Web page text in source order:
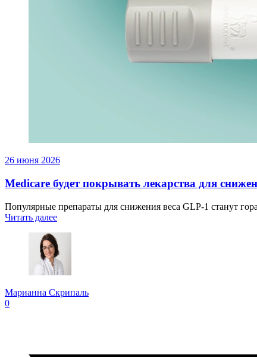
26 июня 2026
Medicare будет покрывать лекарства для
Популярные препараты для снижения веса GLP-1 станут
Читать далее
Марианна Скрипаль
0